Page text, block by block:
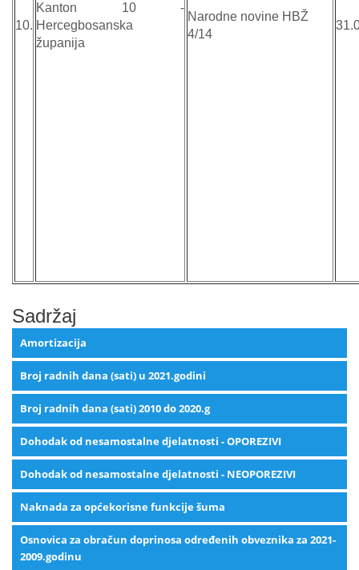
10.
Kanton 10 -
Hercegbosanska
županija
Narodne novine HBŽ
4/14
Sadržaj
Amortizacija
Broj radnih dana (sati) u 2021.godini
Broj radnih dana (sati) 2010 do 2020.g
Dohodak od nesamostalne djelatnosti - OPOREZIVI
Dohodak od nesamostalne djelatnosti - NEOPOREZIVI
Naknada za općekorisne funkcije šuma
Osnovica za obračun doprinosa određenih obveznika za 2021-
2009.godinu